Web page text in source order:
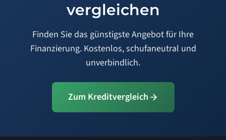
vergleichen
Finden Sie das günstigste Angebot für Ihre
Finanzierung. Kostenlos, schufaneutral und
unverbindlich.
Zum Kreditvergleich